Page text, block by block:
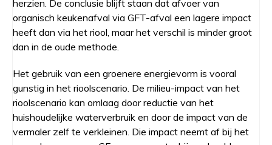
herzien. De conclusie blijft staan dat afvoer van
organisch keukenafval via GFT-afval een lagere impact
heeft dan via het riool, maar het verschil is minder groot
dan in de oude methode.
Het gebruik van een groenere energievorm is vooral
gunstig in het rioolscenario. De milieu-impact van het
rioolscenario kan omlaag door reductie van het
huishoudelijke waterverbruik en door de impact van de
vermaler zelf te verkleinen. Die impact neemt af bij het